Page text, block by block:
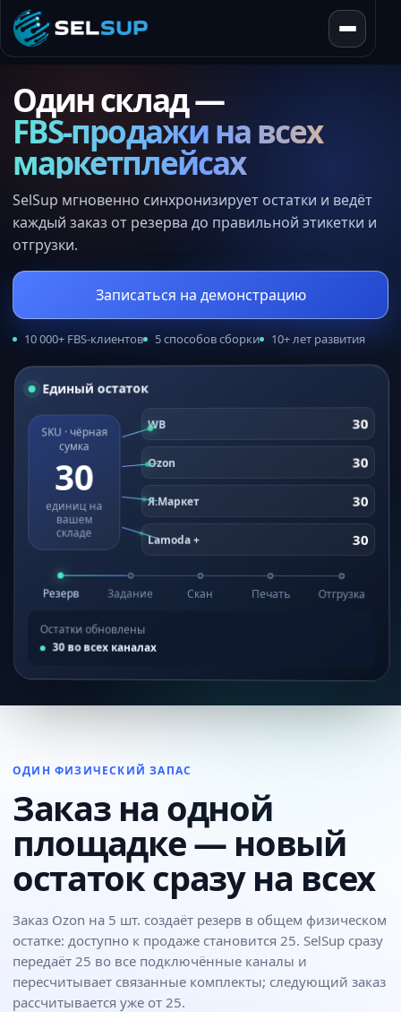
SelSup
Один склад —
FBS-продажи на всех
маркетплейсах
SelSup мгновенно синхронизирует остатки и ведёт
каждый заказ от резерва до правильной этикетки и
отгрузки.
Записаться на демонстрацию
10 000+ FBS-клиентов 5 способов сборки 10+ лет развития
На складе 30 единиц. После заказа пяти единиц
Единый остаток
SKU · чёрная
сумка
25
единиц на
вашем
складе
WB 25
Ozon 25
Я.Маркет 25
Lamoda + 25
Резерв Задание Скан Печать Отгрузка
Остатки обновлены
25во всех каналах
ОДИН ФИЗИЧЕСКИЙ ЗАПАС
Заказ на одной
площадке — новый
остаток сразу на всех
Заказ Ozon на 5 шт. создаёт резерв в общем физическом
остатке: доступно к продаже становится 25. SelSup сразу
передаёт 25 во все подключённые каналы и
пересчитывает связанные комплекты; следующий заказ
рассчитывается уже от 25.